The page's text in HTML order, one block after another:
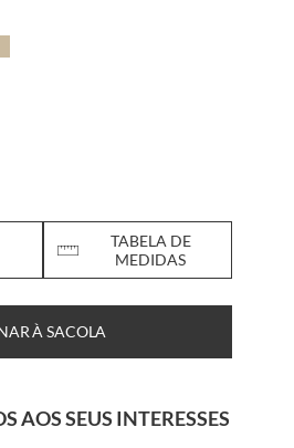
TABELA DE
MEDIDAS
À SACOLA
AOS SEUS INTERESSES